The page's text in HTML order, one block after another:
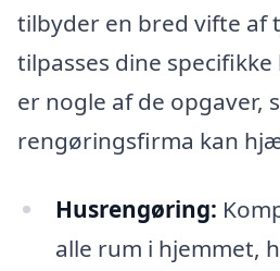
tilbyder en bred vifte af
tilpasses dine
er nogle af de opgaver,
rengøringsfirma kan
Husrengøring:
alle rum i hjemmet,